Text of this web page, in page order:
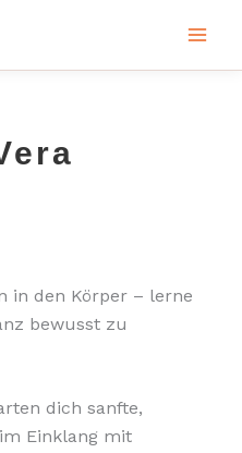
in den Körper – lerne
bewusst zu
dich sanfte,
Einklang mit